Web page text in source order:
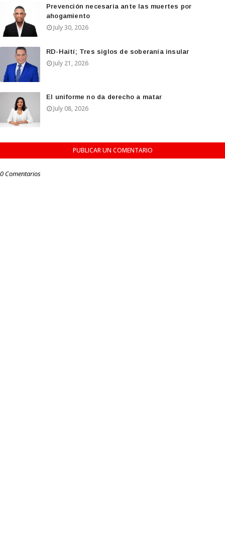
Prevención necesaria ante las muertes por
ahogamiento
July 30, 2026
RD-Haití; Tres siglos de soberanía insular
July 21, 2026
El uniforme no da derecho a matar
July 08, 2026
PUBLICAR UN COMENTARIO
0 Comentarios